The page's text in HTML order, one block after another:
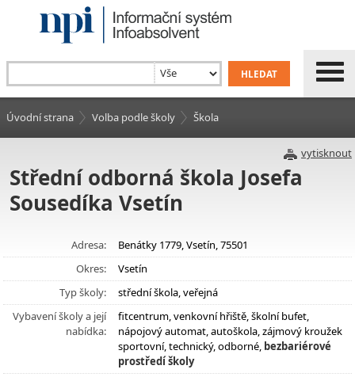
Úvodní strana Volba podle školy Škola
vytisknout
Střední odborná škola Josefa
Sousedíka Vsetín
Adresa:
Benátky 1779, Vsetín, 75501
Okres:
Vsetín
Typ školy:
střední škola, veřejná
Vybavení školy a její
nabídka:
fitcentrum, venkovní hřiště, školní bufet,
nápojový automat, autoškola, zájmový kroužek
sportovní, technický, odborné, bezbariérové
prostředí školy